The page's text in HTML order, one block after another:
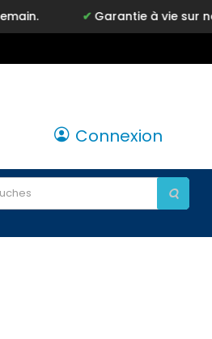
Garantie à vie sur notre
Connexion